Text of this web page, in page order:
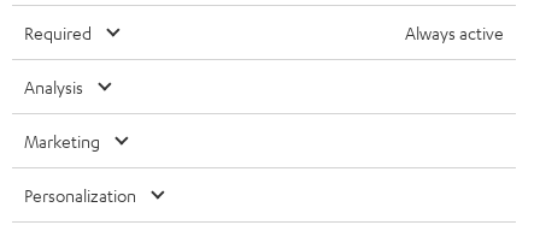
LAUTSPRECHER
ULTIMA-SERIE
IN-EAR-KOPFHÖRER
FANSHOP
DEINE VORTEILE BEI TEUFEL
TEUFEL STORY
UNSER MANAGEMENT
NACHHALTIGKEIT
POLEN
SPANIEN
Fotos abgebildete Zubehör ist nicht im Lieferumfang enthalten. Etwaige
Required Always active
Analysis
Marketing
Personalization